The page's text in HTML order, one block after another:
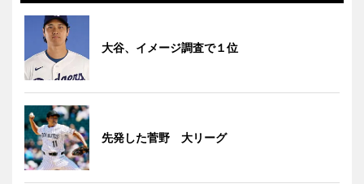
大谷、イメージ調査で１位
先発した菅野 大リーグ